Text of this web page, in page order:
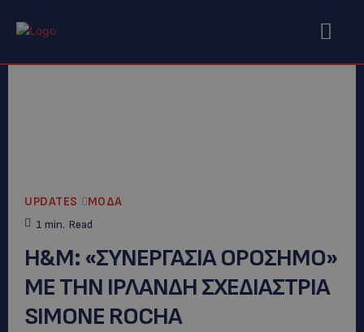
UPDATES ΜΟΔΑ
1 min. Read
Η&Μ: «ΣΥΝΕΡΓΑΣΙΑ ΟΡΟΣΗΜΟ»
ΜΕ ΤΗΝ ΙΡΛΑΝΔΗ ΣΧΕΔΙΑΣΤΡΙΑ
SIMONE ROCHA